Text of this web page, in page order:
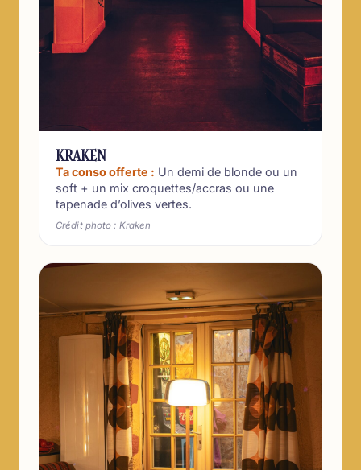
KRAKEN
Ta conso offerte : Un demi de blonde ou un
soft + un mix croquettes/accras ou une
tapenade d’olives vertes.
Crédit photo : Kraken